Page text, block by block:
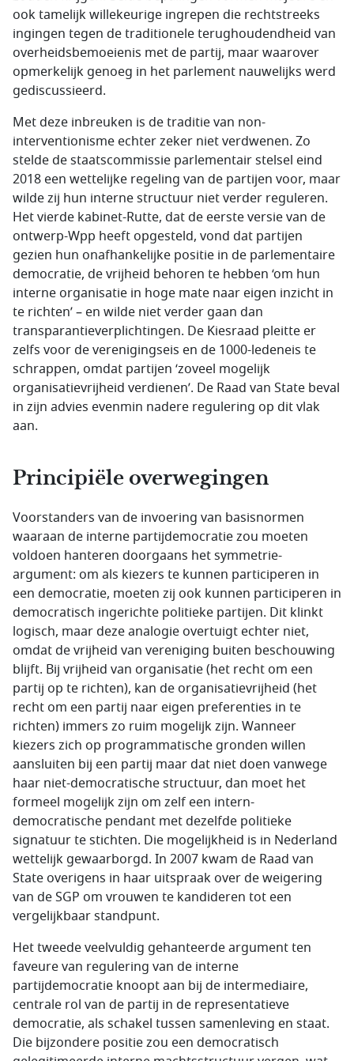
ook tamelijk willekeurige ingrepen die rechtstreeks
ingingen tegen de traditionele terughoudendheid van
overheidsbemoeienis met de partij, maar waarover
opmerkelijk genoeg in het parlement nauwelijks werd
gediscussieerd.
Met deze inbreuken is de traditie van non-
interventionisme echter zeker niet verdwenen. Zo
stelde de staatscommissie parlementair stelsel eind
2018 een wettelijke regeling van de partijen voor, maar
wilde zij hun interne structuur niet verder reguleren.
Het vierde kabinet-Rutte, dat de eerste versie van de
ontwerp-Wpp heeft opgesteld, vond dat partijen
gezien hun onafhankelijke positie in de parlementaire
democratie, de vrijheid behoren te hebben ‘om hun
interne organisatie in hoge mate naar eigen inzicht in
te richten’ – en wilde niet verder gaan dan
transparantieverplichtingen. De Kiesraad pleitte er
zelfs voor de verenigingseis en de 1000-ledeneis te
schrappen, omdat partijen ‘zoveel mogelijk
organisatievrijheid verdienen’. De Raad van State beval
in zijn advies evenmin nadere regulering op dit vlak
aan.
Principiële overwegingen
Voorstanders van de invoering van basisnormen
waaraan de interne partijdemocratie zou moeten
voldoen hanteren doorgaans het symmetrie-
argument: om als kiezers te kunnen participeren in
een democratie, moeten zij ook kunnen participeren in
democratisch ingerichte politieke partijen. Dit klinkt
logisch, maar deze analogie overtuigt echter niet,
omdat de vrijheid van vereniging buiten beschouwing
blijft. Bij vrijheid van organisatie (het recht om een
partij op te richten), kan de organisatievrijheid (het
recht om een partij naar eigen preferenties in te
richten) immers zo ruim mogelijk zijn. Wanneer
kiezers zich op programmatische gronden willen
aansluiten bij een partij maar dat niet doen vanwege
haar niet-democratische structuur, dan moet het
formeel mogelijk zijn om zelf een intern-
democratische pendant met dezelfde politieke
signatuur te stichten. Die mogelijkheid is in Nederland
wettelijk gewaarborgd. In 2007 kwam de Raad van
State overigens in haar uitspraak over de weigering
van de SGP om vrouwen te kandideren tot een
vergelijkbaar standpunt.
Het tweede veelvuldig gehanteerde argument ten
faveure van regulering van de interne
partijdemocratie knoopt aan bij de intermediaire,
centrale rol van de partij in de representatieve
democratie, als schakel tussen samenleving en staat.
Die bijzondere positie zou een democratisch